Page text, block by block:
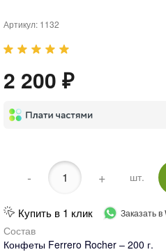
Артикул: 1132
2 200 ₽
- + шт.
Купить в 1 клик Заказать
Состав
Конфеты Ferrero Rocher – 200 г.